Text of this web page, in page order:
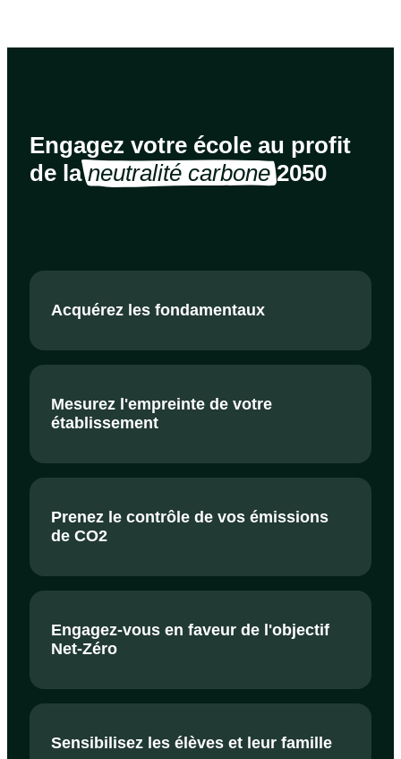
Engagez votre école au profit
de la neutralité carbone 2050
Acquérez les fondamentaux
Mesurez l'empreinte de votre
établissement
Prenez le contrôle de vos émissions
de CO2
Engagez-vous en faveur de l'objectif
Net-Zéro
Sensibilisez les élèves et leur famille